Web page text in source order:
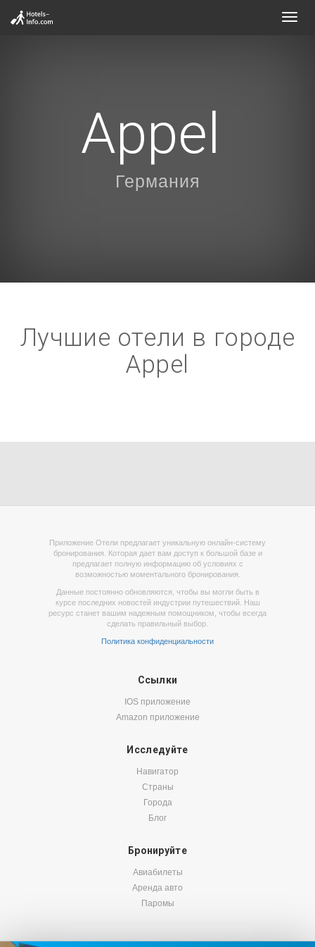
Appel
Германия
Лучшие отели в городе
Appel
Приложение Отели предлагает уникальную онлайн-систему
бронирования. Которая дает вам доступ к большой базе и
предлагает полную информацию об условиях с
возможностью моментального бронирования.
Данные постоянно обновляются, чтобы вы могли быть в
курсе последних новостей индустрии путешествий. Наш
ресурс станет вашим надежным помощником, чтобы всегда
сделать правильный выбор.
Политика конфиденциальности
Ссылки
IOS приложение
Amazon приложение
Исследуйте
Навигатор
Страны
Города
Блог
Бронируйте
Авиабилеты
Аренда авто
Паромы